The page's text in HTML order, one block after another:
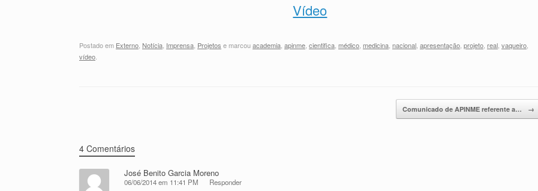
Vídeo
Postado em Externo Notícia Imprensa Projetos e marcouacademia apinme cientifica médico medicina nacional apresentação projeto real vaqueiro
vídeo
Comunicado de APINME referente a… →
4 Comentários
José Benito Garcia Moreno
06/06/2014 em 11:41 PM Responder